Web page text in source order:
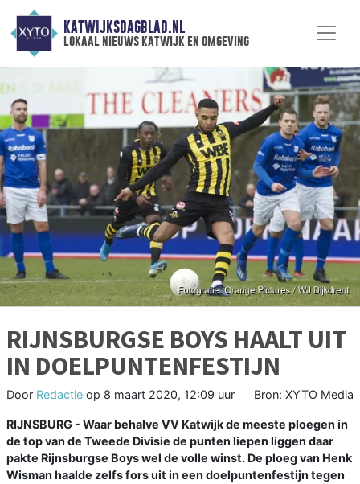
KATWIJKSDAGBLAD.NL
lokaal nieuws katwijk en omgeving
RIJNSBURGSE BOYS HAALT UIT
IN DOELPUNTENFESTIJN
Door Redactie op 8 maart 2020, 12:09 uur Bron: XYTO Media
RIJNSBURG - Waar behalve VV Katwijk de meeste ploegen in
de top van de Tweede Divisie de punten liepen liggen daar
pakte Rijnsburgse Boys wel de volle winst. De ploeg van Henk
Wisman haalde zelfs fors uit in een doelpuntenfestijn tegen